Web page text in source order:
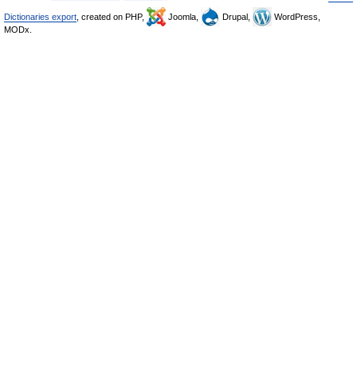
Dictionaries export , created on PHP, Joomla, Drupal,
WordPress,
MODx.